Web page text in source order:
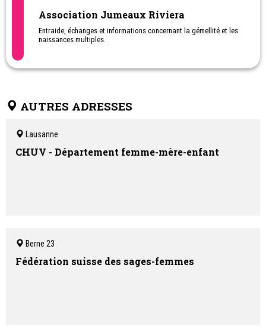
Association Jumeaux Riviera
Entraide, échanges et informations concernant la gémellité et les
naissances multiples.
AUTRES ADRESSES
Lausanne
CHUV - Département femme-mère-enfant
Berne 23
Fédération suisse des sages-femmes